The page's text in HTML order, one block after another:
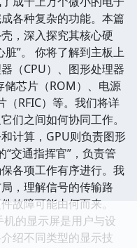
各种复杂的功能。本篇
，深入探究其核心硬
脏”。 你将了解到主板上
（CPU）、图形处理器
储芯片（ROM）、电源
（RFIC）等。我们将详
们之间如何协同工作。
计算，GPU则负责图形
交通指挥官”，负责管
各项工作有序进行。我
，理解信号的传输路
故障可能由何而来。
的显示屏是用户与设
绍不同类型的显示技